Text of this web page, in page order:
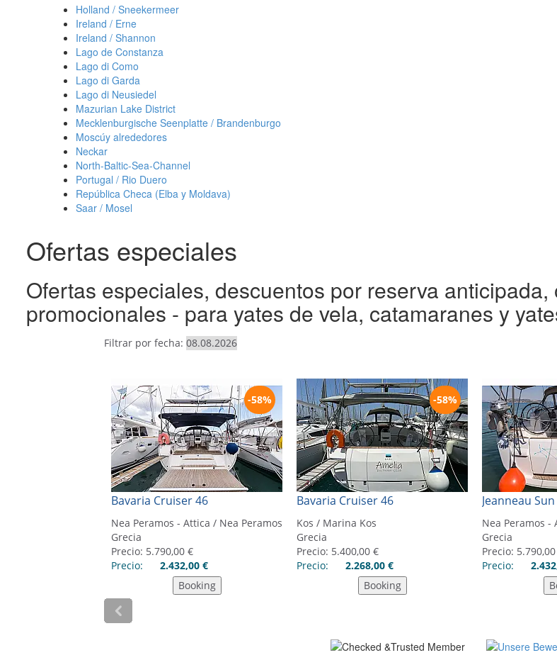
Holland / Sneekermeer
Ireland / Erne
Ireland / Shannon
Lago de Constanza
Lago di Como
Lago di Garda
Lago di Neusiedel
Mazurian Lake District
Mecklenburgische Seenplatte / Brandenburgo
Moscúy alrededores
Neckar
North-Baltic-Sea-Channel
Portugal / Rio Duero
República Checa (Elba y Moldava)
Saar / Mosel
Ofertas especiales
Ofertas especiales, descuentos por reserva
promocionales - para yates de vela, catamaranes y